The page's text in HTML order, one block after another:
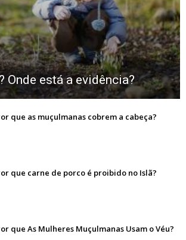
Onde está a evidência?
que as muçulmanas cobrem a cabeça?
que carne de porco é proibido no Islã?
que As Mulheres Muçulmanas Usam o Véu?